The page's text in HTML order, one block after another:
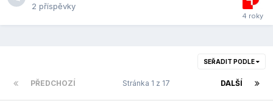
2 příspěvky
SEŘADIT PODLE
PŘEDCHOZÍ DALŠÍ
Stránka 1 z 17